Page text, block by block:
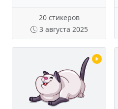
20 стикеров
3 августа 2025